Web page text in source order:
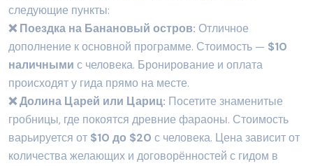
следующие пункты:
❌ Поездка на Банановый остров: Отличное
дополнение к основной программе. Стоимость — $10
наличными с человека. Бронирование и оплата
происходят у гида прямо на месте.
❌ Долина Царей или Цариц: Посетите знаменитые
гробницы, где покоятся древние фараоны. Стоимость
варьируется от $10 до $20 с человека. Цена зависит от
количества желающих и договорённостей с гидом в